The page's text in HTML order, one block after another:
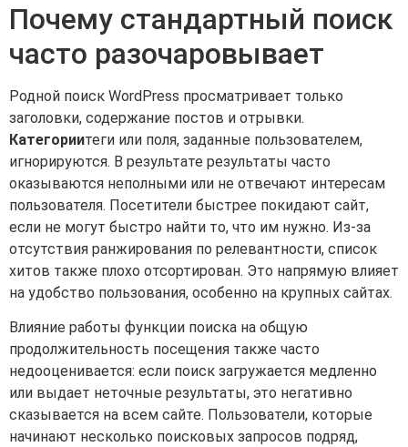
Почему стандартный поиск
часто разочаровывает
Родной поиск WordPress просматривает только
заголовки, содержание постов и отрывки.
Категориитеги или поля, заданные пользователем,
игнорируются. В результате результаты часто
оказываются неполными или не отвечают интересам
пользователя. Посетители быстрее покидают сайт,
если не могут быстро найти то, что им нужно. Из-за
отсутствия ранжирования по релевантности, список
хитов также плохо отсортирован. Это напрямую влияет
на удобство пользования, особенно на крупных сайтах.
Влияние работы функции поиска на общую
продолжительность посещения также часто
недооценивается: если поиск загружается медленно
или выдает неточные результаты, это негативно
сказывается на всем сайте. Пользователи, которые
начинают несколько поисковых запросов подряд,